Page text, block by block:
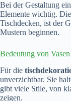
Bei der Gestaltung
Elemente wichtig. Die
Tischdecken, ist der
Mustern beginnen.
Bedeutung von
Für die
unverzichtbar. Sie
gibt viele Stile, von
zeigen.